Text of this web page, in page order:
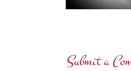
Submit a